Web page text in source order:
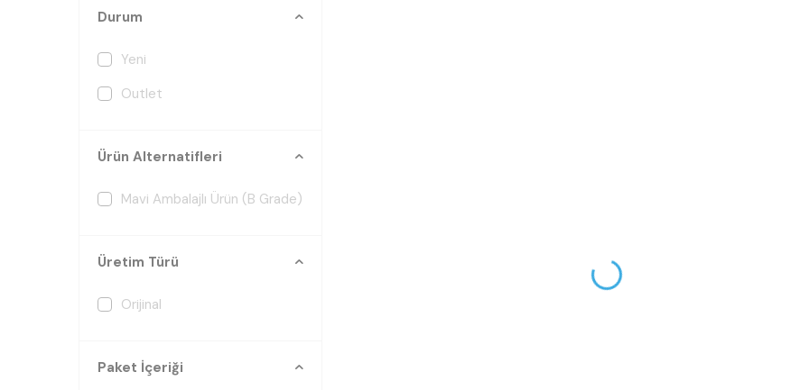
Durum
Yeni
Outlet
Ürün Alternatifleri
Mavi Ambalajlı Ürün (B Grade)
Üretim Türü
Orijinal
Paket İçeriği